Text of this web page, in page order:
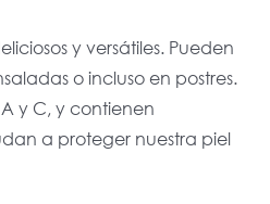
y versátiles. Pueden
o incluso en postres.
y C, y contienen
a proteger nuestra piel